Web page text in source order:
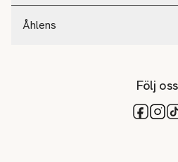
Åhlens
Följ oss